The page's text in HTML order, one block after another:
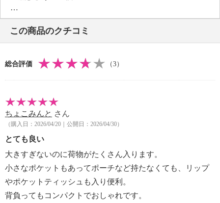
【素材】
・外側：ポリエステル
・内側：ポリエステル
・ハンドル：ナイロン、塩化ビニル樹脂（ＰＶＣ）
【サイズ】
・約縦３３．５ｃｍ×最大横２６ｃｍ×マチ１１ｃｍ
・リュックストラップ長さ：約６８〜９０ｃｍ
・Ａ４サイズ：可
【重さ】
・約５８０ｇ
【メンテナンス】
・水や汗などによる色落ち、色移り注意
・過度な力をかけない
【個体差あり】
・個体差あり
この商品のクチコミ
総合評価 （3）
ちょこみんと さん
（購入日：2026/04/20｜公開日：2026/04/30）
とても良い
大きすぎないのに荷物がたくさん入ります。
小さなポケットもあってポーチなど持たなくても、リップ
やポケットティッシュも入り便利。
背負ってもコンパクトでおしゃれです。